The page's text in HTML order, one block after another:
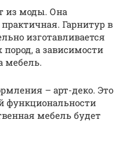
из моды. Она
Гарнитур в
изготавливается
а зависимости
мебель.
– арт-деко. Это
функциональности
мебель будет